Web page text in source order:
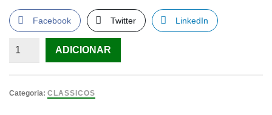
Facebook Twitter LinkedIn
Quantidade
(Mário).
ADICIONAR
Categoria: CLASSICOS